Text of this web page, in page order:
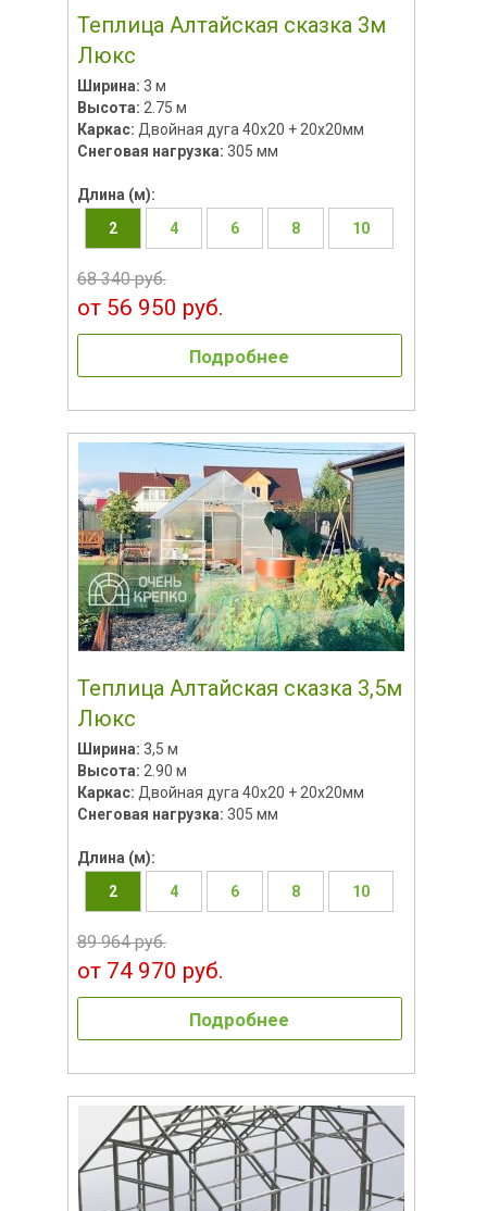
Теплица Алтайская сказка 3м
Люкс
Ширина: 3 м
Высота: 2.75 м
Каркас: Двойная дуга 40х20 + 20х20мм
Снеговая нагрузка: 305 мм
Длина (м):
2
4 6 8 10
68 340 руб.
от 56 950 руб.
Подробнее
Теплица Алтайская сказка 3,5м
Люкс
Ширина: 3,5 м
Высота: 2.90 м
Каркас: Двойная дуга 40х20 + 20х20мм
Снеговая нагрузка: 305 мм
Длина (м):
2
4 6 8 10
89 964 руб.
от 74 970 руб.
Подробнее